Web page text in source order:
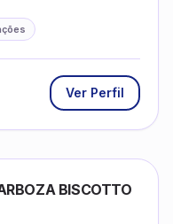
Ver Perfil
BISCOTTO